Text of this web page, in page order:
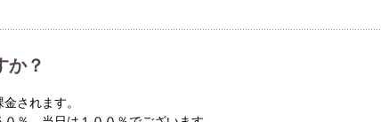
か？
されます。